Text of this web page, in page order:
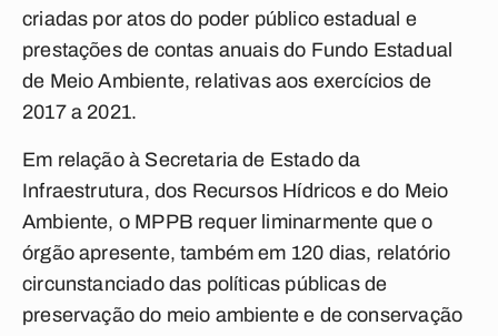
criadas por atos do poder público estadual e
prestações de contas anuais do Fundo Estadual
de Meio Ambiente, relativas aos exercícios de
2017 a 2021.
Em relação à Secretaria de Estado da
Infraestrutura, dos Recursos Hídricos e do Meio
Ambiente, o MPPB requer liminarmente que o
órgão apresente, também em 120 dias, relatório
circunstanciado das políticas públicas de
preservação do meio ambiente e de conservação